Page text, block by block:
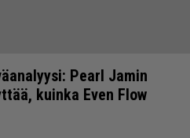
Pearl Jamin
kuinka Even Flow